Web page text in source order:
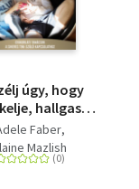
úgy, hogy
hallgasd
elmesélje -
- Gyakorlati
a sikeres
Faber
Mazlish